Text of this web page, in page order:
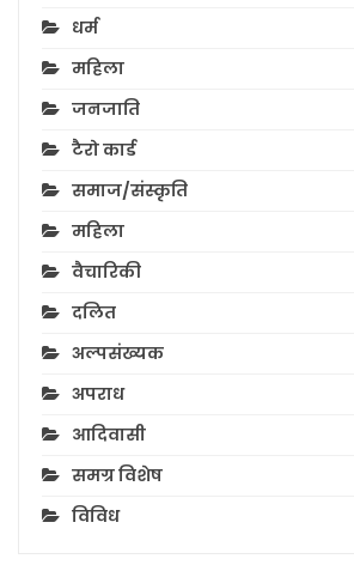
धर्म
महिला
जनजाति
टैरो कार्ड
समाज/संस्कृति
महिला
वैचारिकी
दलित
अल्पसंख्यक
अपराध
आदिवासी
समग्र विशेष
विविध